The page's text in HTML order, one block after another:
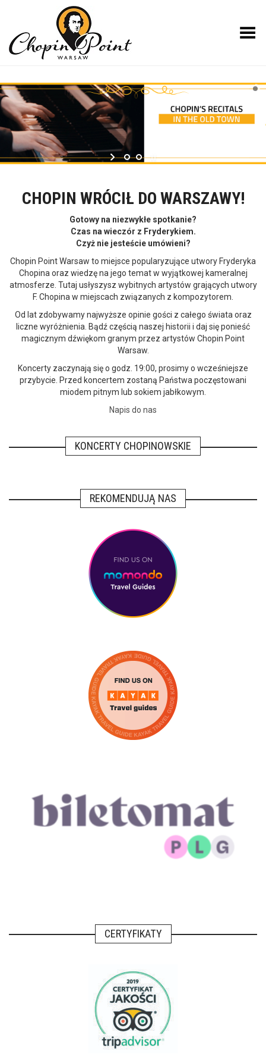
Toggle Menu
CHOPIN WRÓCIŁ DO WARSZAWY!
Gotowy na niezwykłe spotkanie?
Czas na wieczór z Fryderykiem.
Czyż nie jesteście umówieni?
Chopin Point Warsaw to miejsce popularyzujące utwory Fryderyka
Chopina oraz wiedzę na jego temat w wyjątkowej kameralnej
atmosferze. Tutaj usłyszysz wybitnych artystów grających utwory
F. Chopina w miejscach związanych z kompozytorem.
Od lat zdobywamy najwyższe opinie gości z całego świata oraz
liczne wyróżnienia. Bądź częścią naszej historii i daj się ponieść
magicznym dźwiękom granym przez artystów Chopin Point
Warsaw.
Koncerty zaczynają się o godz. 19:00, prosimy o wcześniejsze
przybycie. Przed koncertem zostaną Państwa poczęstowani
miodem pitnym lub sokiem jabłkowym.
Napis do nas
KONCERTY CHOPINOWSKIE
REKOMENDUJĄ NAS
CERTYFIKATY